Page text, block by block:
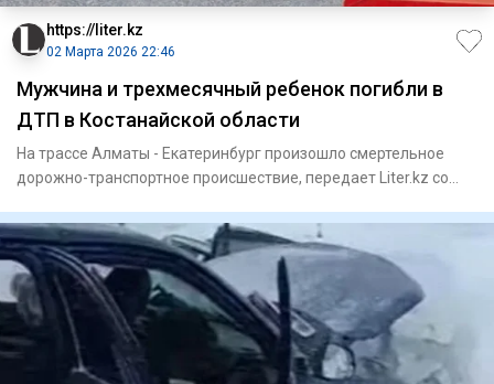
https://liter.kz
02 Марта 2026 22:46
Мужчина и трехмесячный ребенок погибли в
ДТП в Костанайской области
На трассе Алматы - Екатеринбург произошло смертельное
дорожно-транспортное происшествие, передает Liter.kz со